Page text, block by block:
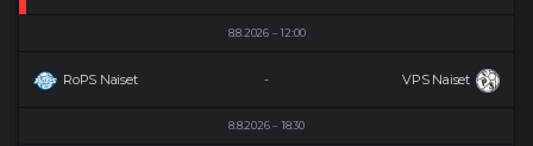
8.8.2026 12:00
RoPS Naiset VPS Naiset
-
8.8.2026 18:30